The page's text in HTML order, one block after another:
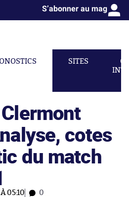
S’abonner au mag
SITES
cotes
du match
05:10 0